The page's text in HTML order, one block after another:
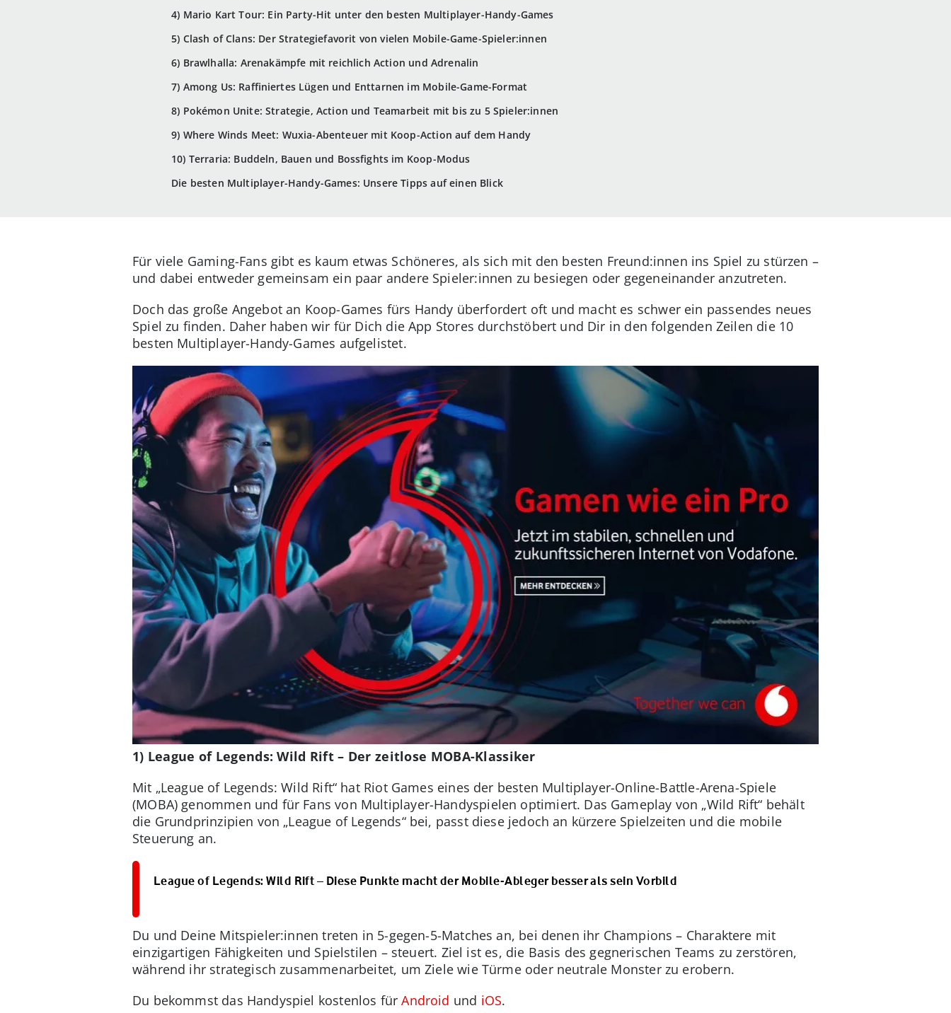
4) Mario Kart Tour: Ein Party-Hit unter den besten Multiplayer-Handy-Games
5) Clash of Clans: Der Strategiefavorit von vielen Mobile-Game-Spieler:innen
6) Brawlhalla: Arenakämpfe mit reichlich Action und Adrenalin
7) Among Us: Raffiniertes Lügen und Enttarnen im Mobile-Game-Format
8) Pokémon Unite: Strategie, Action und Teamarbeit mit bis zu 5 Spieler:innen
9) Where Winds Meet: Wuxia-Abenteuer mit Koop-Action auf dem Handy
10) Terraria: Buddeln, Bauen und Bossfights im Koop-Modus
Die besten Multiplayer-Handy-Games: Unsere Tipps auf einen Blick
Für viele Gaming-Fans gibt es kaum etwas Schöneres, als sich mit den besten Freund:innen ins Spiel zu stürzen –
und dabei entweder gemeinsam ein paar andere Spieler:innen zu besiegen oder gegeneinander anzutreten.
Doch das große Angebot an Koop-Games fürs Handy überfordert oft und macht es schwer ein passendes neues
Spiel zu finden. Daher haben wir für Dich die App Stores durchstöbert und Dir in den folgenden Zeilen die 10
besten Multiplayer-Handy-Games aufgelistet.
1) League of Legends: Wild Rift – Der zeitlose MOBA-Klassiker
Mit „League of Legends: Wild Rift“ hat Riot Games eines der besten Multiplayer-Online-Battle-Arena-Spiele
(MOBA) genommen und für Fans von Multiplayer-Handyspielen optimiert. Das Gameplay von „Wild Rift“ behält
die Grundprinzipien von „League of Legends“ bei, passt diese jedoch an kürzere Spielzeiten und die mobile
Steuerung an.
League of Legends: Wild Rift – Diese Punkte macht der Mobile-Ableger besser als sein Vorbild
Du und Deine Mitspieler:innen treten in 5-gegen-5-Matches an, bei denen ihr Champions – Charaktere mit
einzigartigen Fähigkeiten und Spielstilen – steuert. Ziel ist es, die Basis des gegnerischen Teams zu zerstören,
während ihr strategisch zusammenarbeitet, um Ziele wie Türme oder neutrale Monster zu erobern.
Du bekommst das Handyspiel kostenlos fürAndroid und iOS.